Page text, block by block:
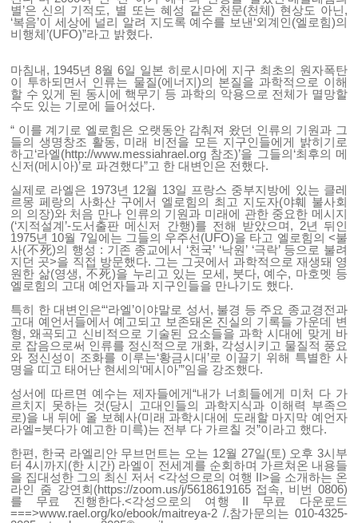
별’은 신의 기적도, 별 또는 혜성 같은 천문(천체) 현상도 아닌,
‘복음’이 세상에 널리 알려 지도록 예수를 보낸‘외계인(엘로힘)의
비행체’(UFO)”라고 밝혔다.
마침내, 1945년 8월 6일 일본 히로시마에 지구 최초의 원자폭탄
이 투하되면서 인류는 물질(에너지)의 본질을 과학적으로 이해
할 수 있게 된 동시에 핵무기 등 과학의 악용으로 전체가 멸망할
수도 있는 기로에 들어섰다.
“ 이를 계기로 엘로힘은 오랫동안 감춰져 왔던 인류의 기원과 그
들의 생명창조 활동, 미래 비전을 모든 지구인들에게 밝히기로
하고‘라엘(http://www.messiahrael.org 참조)’을 그들의‘최후의 메
신저(메시아)’로 파견했다”고 한 대변인은 전했다.
실제로 라엘은 1973년 12월 13일 프랑스 중부지방에 있는 클레
르몽 페랑의 사화산 구에서 엘로힘의 최고 지도자(야훼 불사회
의 의장)와 처음 만나 인류의 기원과 미래에 관한 중요한 메시지
(‘지적설계’-도서출판 메신저 간행)를 전해 받았으며, 2년 뒤인
1975년 10월 7일에는 그들의 우주선(UFO)을 타고 엘로힘의 <불
사(不死)의 행성 : 기존 종교에서 ‘천국’ ‘낙원’ ‘극락’ 등으로 불려
지던 곳>을 직접 방문했다. 그는 그곳에서 과학적으로 재생돼 영
원한 삶(영생, 不死)을 누리고 있는 모세, 붓다, 예수, 마호멧 등
엘로힘의 고대 예언자들과 지구인들을 만나기도 했다.
특히 한 대변인은“‘라엘’이야말로 성서, 불경 등 주요 종교경전과
고대 예언서들에서 예고되고 보존돼온 진실의 기록들 가운데 변
형, 왜곡되고 신비적으로 기술된 요소들을 과학 시대에 맞게 바
로 잡음으로써 인류를 정신적으로 개화, 각성시키고 물질적 풍요
와 정신성이 조화를 이루는‘황금시대’로 이끌기 위해 특별한 사
명을 띠고 태어난 현세의‘메시아’”임을 강조했다.
성서에 따르면 예수는 제자들에게“내가 너희들에게 미처 다 가
르치지 못하는 것(당시 고대인들의 과학지식과 이해력 부족으
로)을 내 뒤에 올 보혜사(미래 과학시대에 도래할 마지막 예언자
라엘=붓다가 예고한 미륵)는 전부 다 가르칠 것”이라고 했다.
한편, 한국 라엘리안 무브먼트는 오는 12월 27일(토) 오후 3시부
터 4시까지(한 시간) 라엘이 전세계를 순회하며 가르쳐온 내용들
을 집대성한 그의 최신 저서 <각성으로의 여행 II>을 소개하는 온
라인 줌 강연회(https://zoom.us/j/5618619165 접속, 비번 0806)
를 무료 진행한다.<각성으로의 여행 II 무료 다운로드
===>www.rael.org/ko/ebook/maitreya-2 /.참가문의는 010-4325-